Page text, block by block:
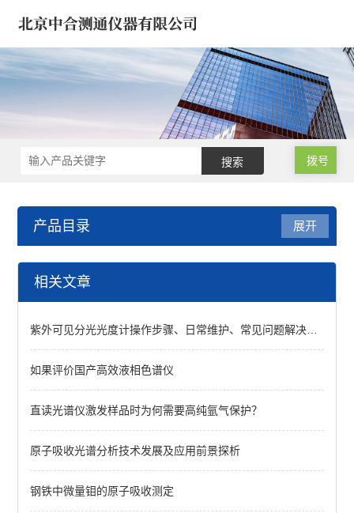
拨号
产品目录
医疗器械/药品/环境/生物
医疗器械气相色谱仪
不溶性微粒检测仪
冰点渗透压摩尔浓度仪
展开
相关文章
紫外可见分光光度计操作步骤、日常维护、常见问题解决办法
如果评价国产高效液相色谱仪
直读光谱仪激发样品时为何需要高纯氩气保护？
原子吸收光谱分析技术发展及应用前景探析
钢铁中微量钼的原子吸收测定